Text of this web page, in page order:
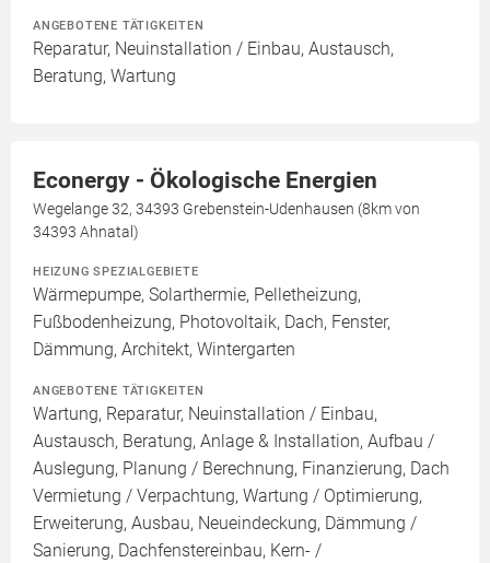
ANGEBOTENE TÄTIGKEITEN
Reparatur, Neuinstallation / Einbau, Austausch,
Beratung, Wartung
Econergy - Ökologische Energien
Wegelange 32, 34393 Grebenstein-Udenhausen (8km von
34393 Ahnatal)
HEIZUNG SPEZIALGEBIETE
Wärmepumpe, Solarthermie, Pelletheizung,
Fußbodenheizung, Photovoltaik, Dach, Fenster,
Dämmung, Architekt, Wintergarten
ANGEBOTENE TÄTIGKEITEN
Wartung, Reparatur, Neuinstallation / Einbau,
Austausch, Beratung, Anlage & Installation, Aufbau /
Auslegung, Planung / Berechnung, Finanzierung, Dach
Vermietung / Verpachtung, Wartung / Optimierung,
Erweiterung, Ausbau, Neueindeckung, Dämmung /
Sanierung, Dachfenstereinbau, Kern- /